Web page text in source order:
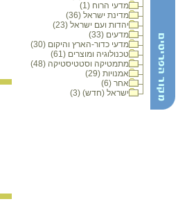
מדעי הרוח (1)
מדינת ישראל (36)
יהדות ועם ישראל (23)
מדעים (33)
מדעי כדור-הארץ והיקום (30)
טכנולוגיה ומוצרים (61)
מתמטיקה וסטטיסטיקה (48)
אמנויות (29)
אחר (6)
ישראל (חדש) (3)